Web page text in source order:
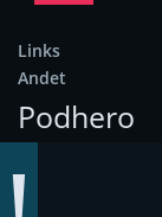
Links
Andet
Podhero